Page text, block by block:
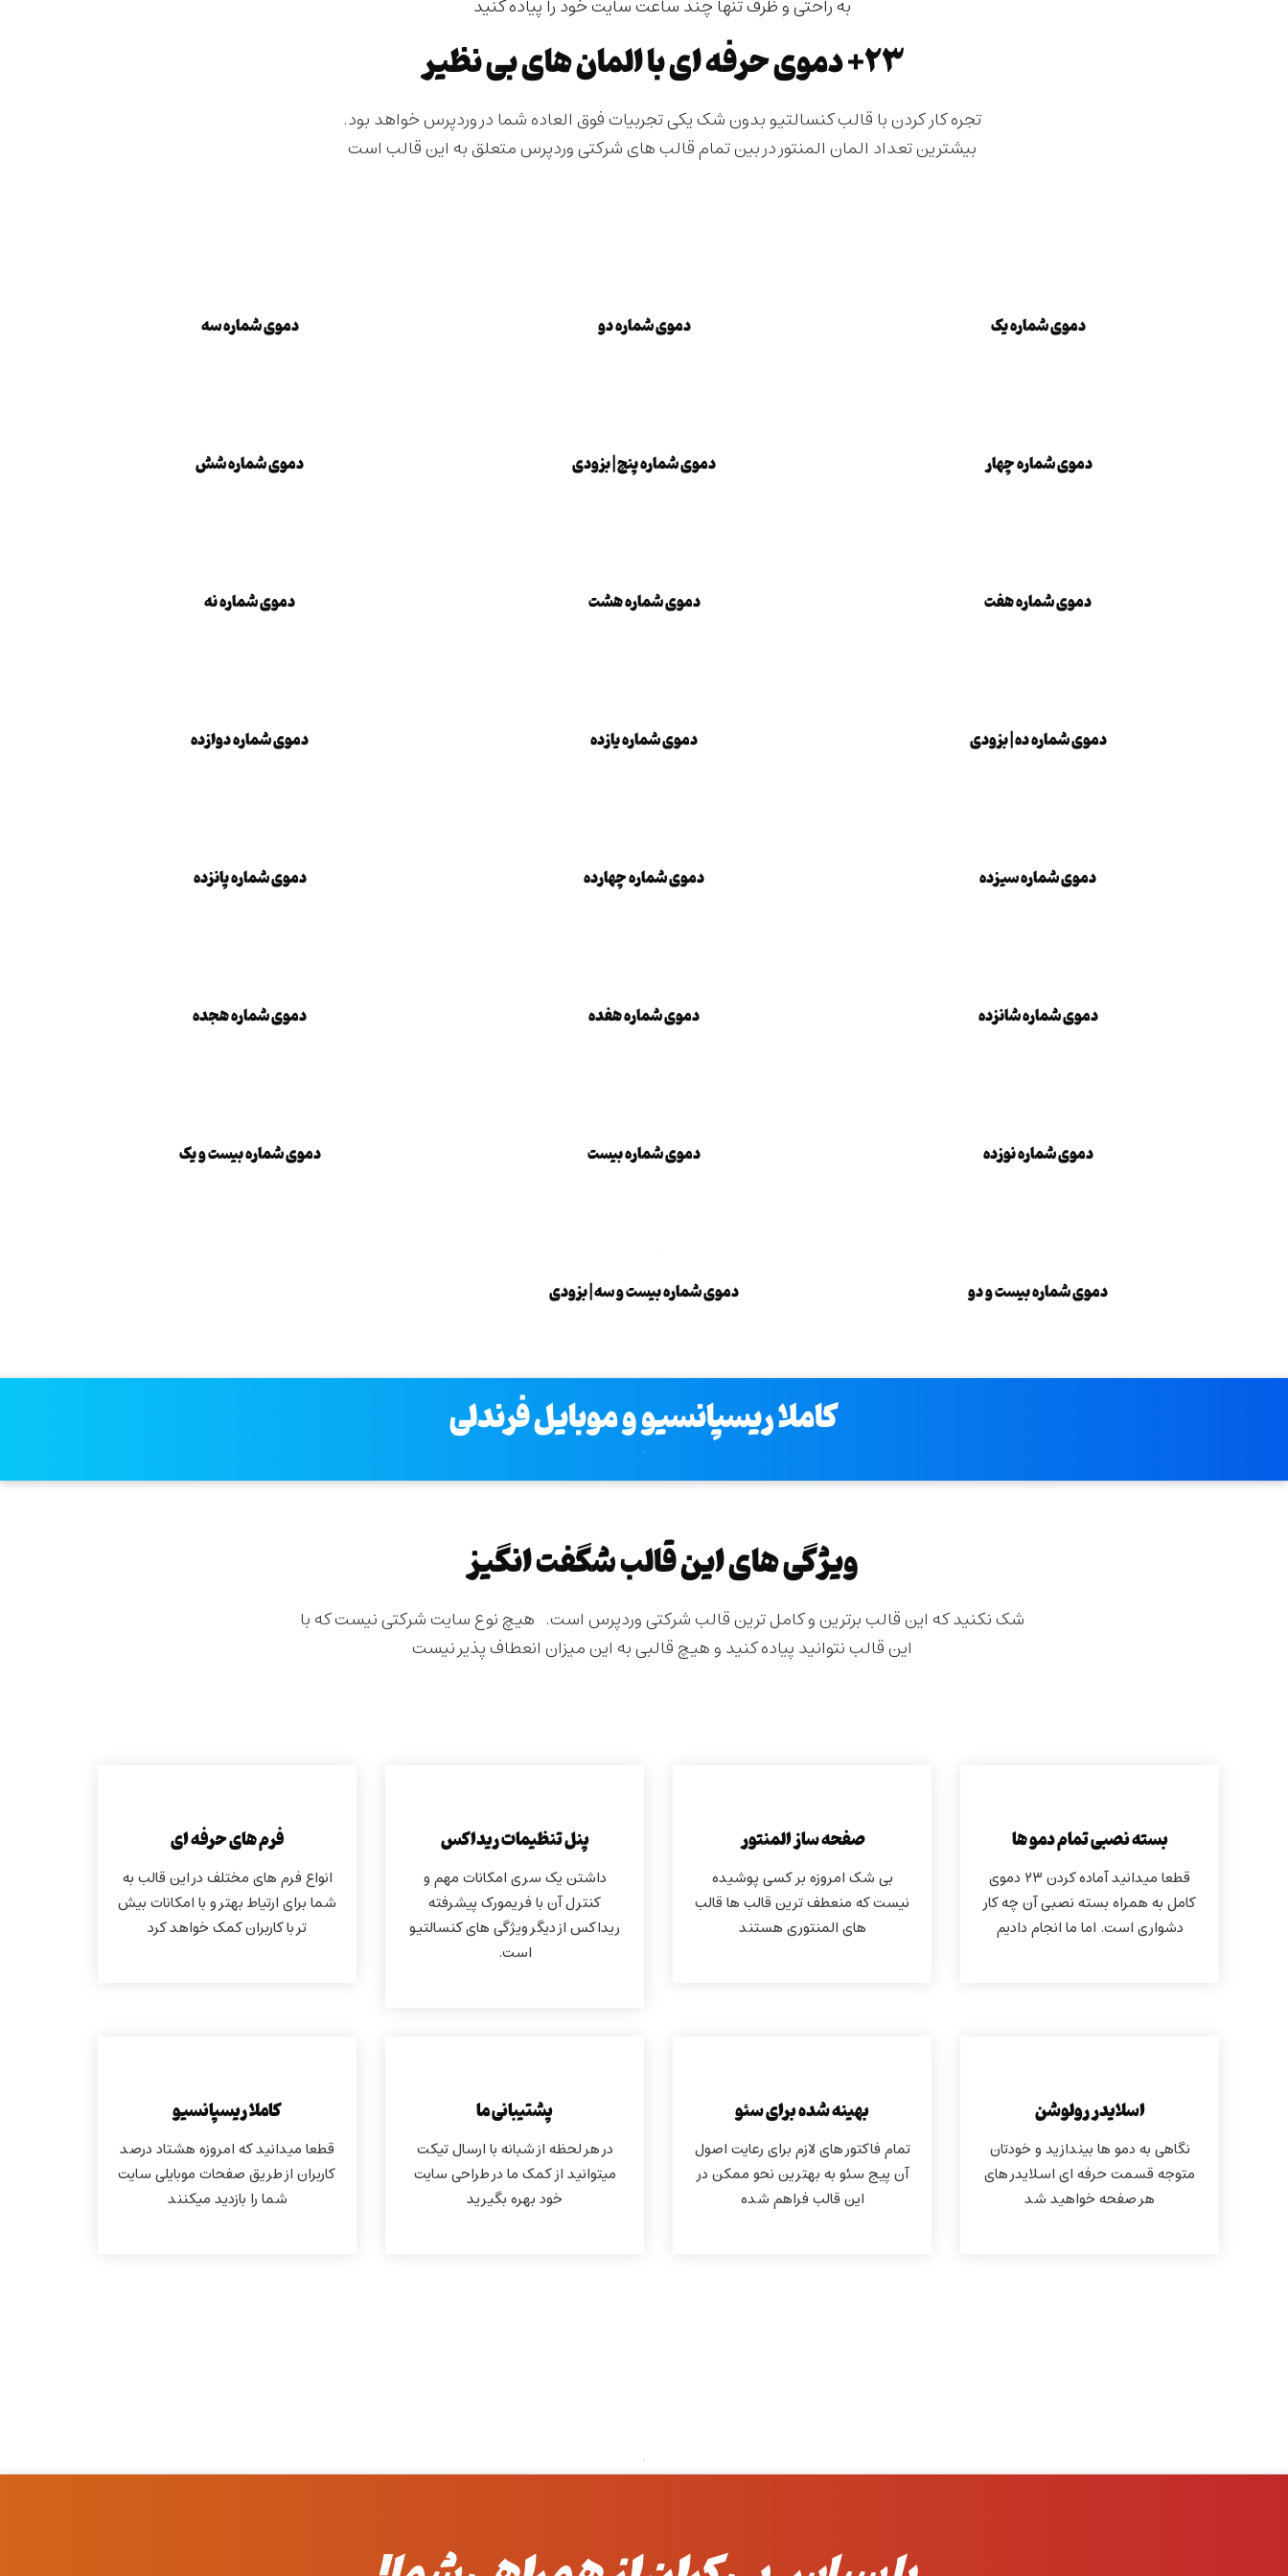
به راحتی و ظرف تنها چند ساعت سایت خود را پیاده کنید
۲۳+ دموی حرفه ای با المان های بی نظیر
تجره کار کردن با قالب کنسالتیو بدون شک یکی تجربیات فوق العاده شما در وردپرس خواهد بود.
بیشترین تعداد المان المنتور در بین تمام قالب های شرکتی وردپرس متعلق به این قالب است
دموی شماره یک دموی شماره دو دموی شماره سه
دموی شماره چهار دموی شماره پنج | بزودی دموی شماره شش
دموی شماره هفت دموی شماره هشت دموی شماره نه
دموی شماره ده | بزودی دموی شماره یازده دموی شماره دوازده
دموی شماره سیزده دموی شماره چهارده دموی شماره پانزده
دموی شماره شانزده دموی شماره هفده دموی شماره هجده
دموی شماره نوزده دموی شماره بیست دموی شماره بیست و یک
دموی شماره بیست و دو دموی شماره بیست و سه | بزودی
کاملا ریسپانسیو و موبایل فرندلی
ویژگی های این قالب شگفت انگیز
شک نکنید که این قالب برترین و کامل ترین قالب شرکتی وردپرس است. هیچ نوع سایت شرکتی نیست که با
این قالب نتوانید پیاده کنید و هیچ قالبی به این میزان انعطاف پذیر نیست
بسته نصبی تمام دمو ها
قطعا میدانید آماده کردن ۲۳ دموی
کامل به همراه بسته نصبی آن چه کار
دشواری است. اما ما انجام دادیم
صفحه ساز المنتور
بی شک امروزه بر کسی پوشیده
نیست که منعطف ترین قالب ها قالب
های المنتوری هستند
پنل تنظیمات ریداکس
داشتن یک سری امکانات مهم و
کنترل آن با فریمورک پیشرفته
ریداکس از دیگر ویژگی های کنسالتیو
است.
فرم های حرفه ای
انواع فرم های مختلف در این قالب به
شما برای ارتیاط بهتر و با امکانات بیش
تر با کاربران کمک خواهد کرد
اسلایدر رولوشن
نگاهی به دمو ها بیندازید و خودتان
متوجه قسمت حرفه ای اسلایدر های
هر صفحه خواهید شد
بهینه شده برای سئو
تمام فاکتور های لازم برای رعایت اصول
آن پیج سئو به بهترین نحو ممکن در
این قالب فراهم شده
پشتیبانی ما
در هر لحظه از شبانه با ارسال تیکت
میتوانید از کمک ما در طراحی سایت
خود بهره بگیرید
کاملا ریسپانسیو
قطعا میدانید که امروزه هشتاد درصد
کاربران از طریق صفحات موبایلی سایت
شما را بازدید میکنند